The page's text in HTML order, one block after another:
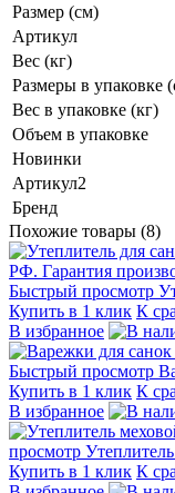
Размер (см)
Артикул
Вес (кг)
Размеры в упаковке
Вес в упаковке (кг)
Объем в упаковке
Новинки
Артикул2
Бренд
Похожие товары (8)
Быстрый просмотр
Купить в 1 клик К
В избранное
Быстрый просмотр
Купить в 1 клик К
В избранное
просмотр
Купить в 1 клик К